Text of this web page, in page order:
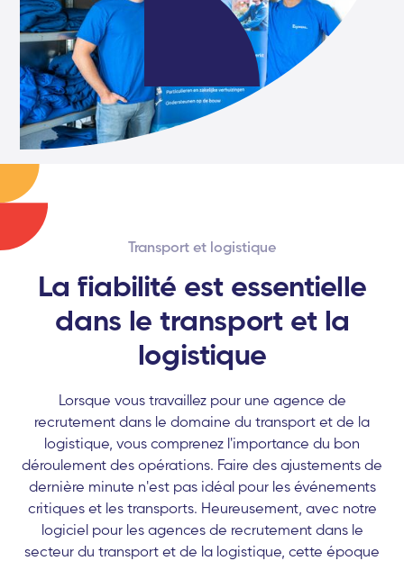
Transport et logistique
La fiabilité est essentielle
dans le transport et la
logistique
Lorsque vous travaillez pour une agence de
recrutement dans le domaine du transport et de la
logistique, vous comprenez l'importance du bon
déroulement des opérations. Faire des ajustements de
dernière minute n'est pas idéal pour les événements
critiques et les transports. Heureusement, avec notre
logiciel pour les agences de recrutement dans le
secteur du transport et de la logistique, cette époque